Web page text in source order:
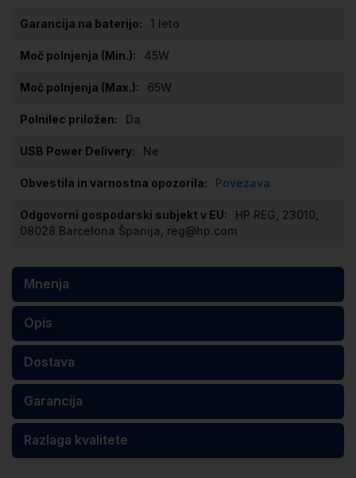
1 leto
45W
65W
Da
Ne
Povezava
HP REG, 23010,
08028 Barcelona Španija, reg@hp.com
Mnenja
Opis
Dostava
Garancija
Razlaga kvalitete